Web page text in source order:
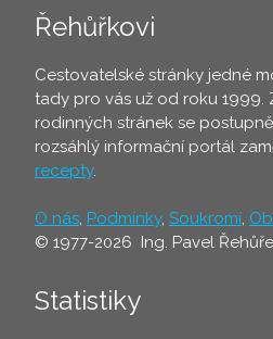
Řehůřkovi
Cestovatelské stránky jedné
tady pro vás už od roku 1999.
rodinných stránek se
rozsáhlý informační portál
recepty.
O nás, Podmínky, Soukromí,
© 1977-2026 Ing. Pavel
Statistiky